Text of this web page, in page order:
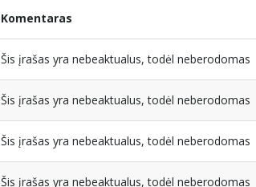
Komentaras
Šis įrašas yra nebeaktualus, todėl neberodomas
Šis įrašas yra nebeaktualus, todėl neberodomas
Šis įrašas yra nebeaktualus, todėl neberodomas
Šis įrašas yra nebeaktualus, todėl neberodomas